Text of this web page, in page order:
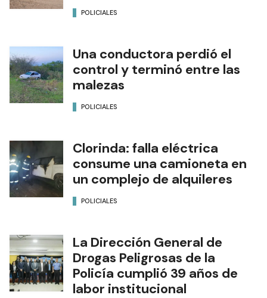
POLICIALES
Una conductora perdió el
control y terminó entre las
malezas
POLICIALES
Clorinda: falla eléctrica
consume una camioneta en
un complejo de alquileres
POLICIALES
La Dirección General de
Drogas Peligrosas de la
Policía cumplió 39 años de
labor institucional